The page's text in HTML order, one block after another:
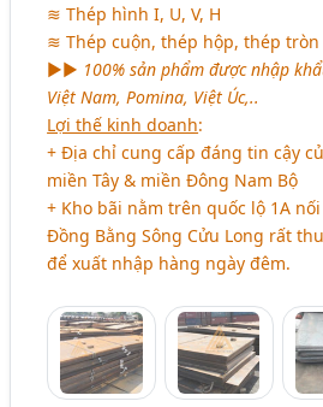
≋ Thép hình I, U, V, H
≋ Thép cuộn, thép hộp, thép tròn
►► 100% sản phẩm được nhập
Việt Nam, Pomina, Việt Úc,..
Lợi thế kinh doanh:
+ Địa chỉ cung cấp đáng tin cậy
miền Tây & miền Đông Nam Bộ
+ Kho bãi nằm trên quốc lộ 1A
Đồng Bằng Sông Cửu Long rất
để xuất nhập hàng ngày đêm.